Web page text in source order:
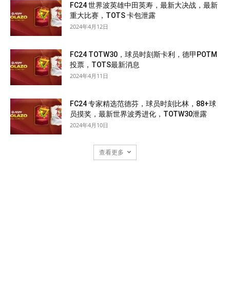
FC24 世界波英雄中田英寿，最新大决战，最新
重大比赛，TOTS 卡包泄露
2024年4月12日
FC24 TOTW30，球员时刻斯卡利，德甲POTM
投票，TOTS最新消息
2024年4月11日
FC24 专家精选范德芬，球员时刻比林，88+球
员摸奖，最新世界波秀进化，TOTW30泄露
2024年4月10日
查看更多